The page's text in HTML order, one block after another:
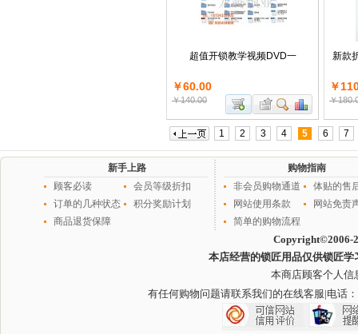
超值开锁教学视频DVD一
￥60.00
￥140.00
新款
￥
￥
1 2 3 4 5 6 7
新手上路
顾客必读
会员等级折扣
订单的几种状态
积分奖励计划
商品退货保障
购物指南
非会员购物通道
体贴的售
网站使用条款
网站免责
简单的购物流程
Copyright©2006-
本店经营的锁匠用品仅供锁匠
本商店顾客个人信
有任何购物问题请联系我们的在线客服|电话：